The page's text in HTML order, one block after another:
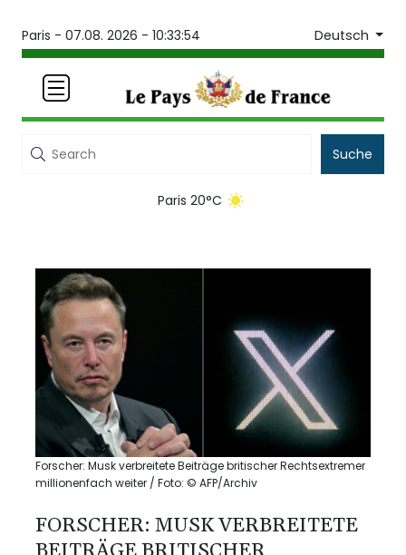
Paris - 07.08. 2026 - 10:33:54 Deutsch
Suche
Paris 20°C
Forscher: Musk verbreitete Beiträge britischer Rechtsextremer
millionenfach weiter / Foto: © AFP/Archiv
FORSCHER: MUSK VERBREITETE